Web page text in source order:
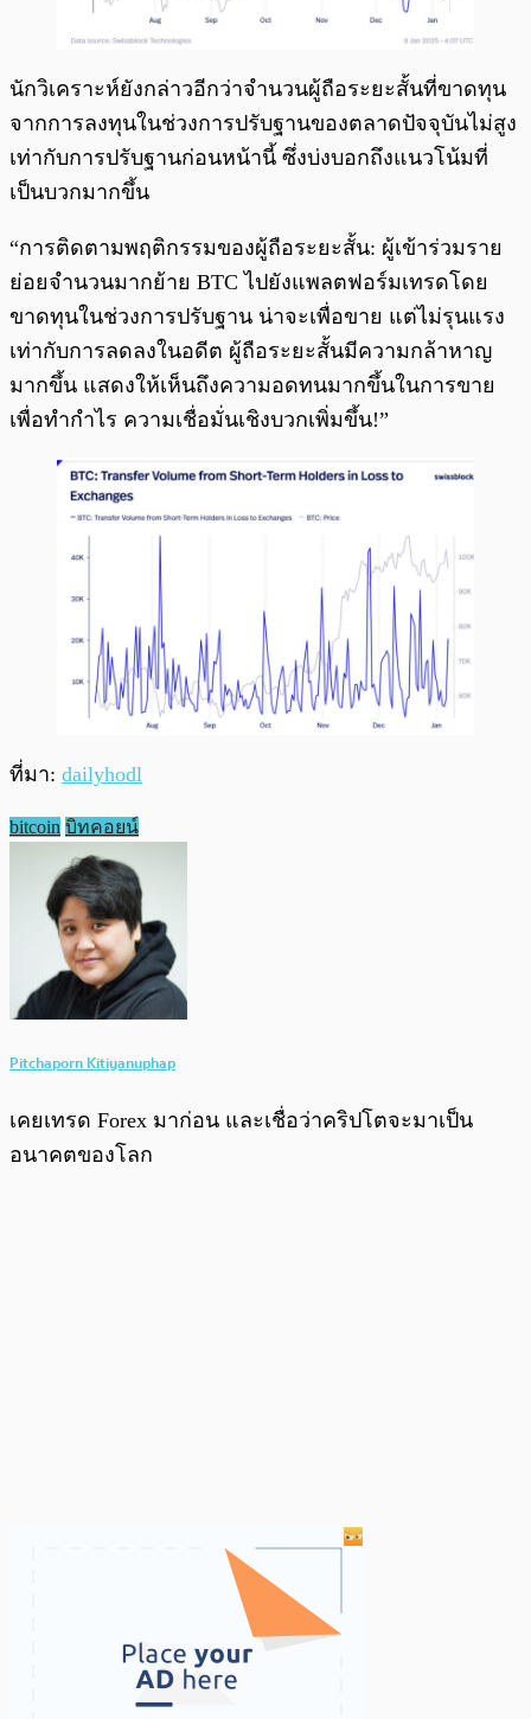
นักวิเคราะห์ยังกล่าวอีกว่าจำนวนผู้ถือระยะสั้นที่ขาดทุน
จากการลงทุนในช่วงการปรับฐานของตลาดปัจจุบันไม่สูง
เท่ากับการปรับฐานก่อนหน้านี้ ซึ่งบ่งบอกถึงแนวโน้มที่
เป็นบวกมากขึ้น
“การติดตามพฤติกรรมของผู้ถือระยะสั้น: ผู้เข้าร่วมราย
ย่อยจำนวนมากย้าย BTC ไปยังแพลตฟอร์มเทรดโดย
ขาดทุนในช่วงการปรับฐาน น่าจะเพื่อขาย แต่ไม่รุนแรง
เท่ากับการลดลงในอดีต ผู้ถือระยะสั้นมีความกล้าหาญ
มากขึ้น แสดงให้เห็นถึงความอดทนมากขึ้นในการขาย
เพื่อทำกำไร ความเชื่อมั่นเชิงบวกเพิ่มขึ้น!”
ที่มา: dailyhodl
bitcoin บิทคอยน์
Pitchaporn Kitiyanuphap
เคยเทรด Forex มาก่อน และเชื่อว่าคริปโตจะมาเป็น
อนาคตของโลก